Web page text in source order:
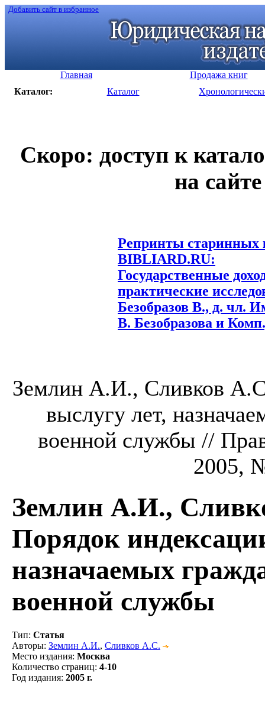
Добавить сайт в избранное
Главная
Продажа книг
Каталог:
Каталог
Скоро: доступ к
на
Репринты старинных
BIBLIARD.RU:
Государственные
практические
Безобразов В., д. чл.
В. Безобразова и
Землин А.И., Сливков
выслугу лет,
военной службы //
2005,
Землин А.И.,
Порядок
назначаемых
военной службы
Тип: Статья
Авторы: Землин А.И., Сливков А.С.
Место издания: Москва
Количество страниц: 4-10
Год издания: 2005 г.